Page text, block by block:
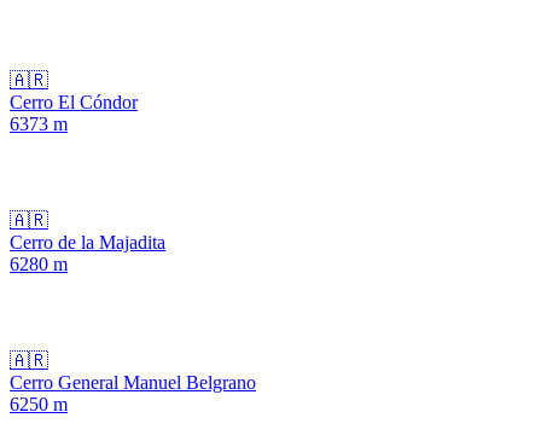
🇦🇷
Cerro El Cóndor
6373 m
🇦🇷
Cerro de la Majadita
6280 m
🇦🇷
Cerro General Manuel Belgrano
6250 m